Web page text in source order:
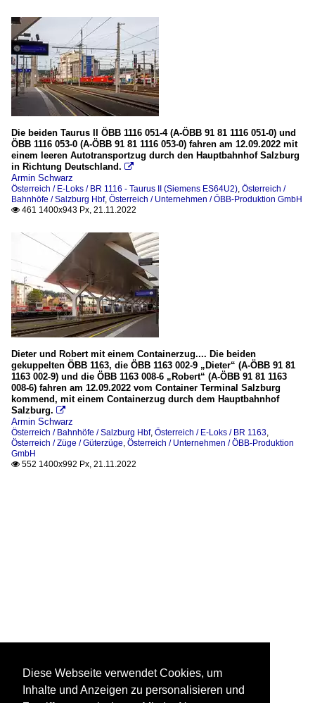
Die beiden Taurus II ÖBB 1116 051-4 (A-ÖBB 91 81 1116 051-0) und
ÖBB 1116 053-0 (A-ÖBB 91 81 1116 053-0) fahren am 12.09.2022 mit
einem leeren Autotransportzug durch den Hauptbahnhof Salzburg
in Richtung Deutschland. 
Armin Schwarz
Österreich / E-Loks / BR 1116 - Taurus II (Siemens ES64U2), Österreich /
Bahnhöfe / Salzburg Hbf, Österreich / Unternehmen / ÖBB-Produktion GmbH
 461 1400x943 Px, 21.11.2022
Dieter und Robert mit einem Containerzug.... Die beiden
gekuppelten ÖBB 1163, die ÖBB 1163 002-9 „Dieter“ (A-ÖBB 91 81
1163 002-9) und die ÖBB 1163 008-6 „Robert“ (A-ÖBB 91 81 1163
008-6) fahren am 12.09.2022 vom Container Terminal Salzburg
kommend, mit einem Containerzug durch dem Hauptbahnhof
Salzburg. 
Armin Schwarz
Österreich / Bahnhöfe / Salzburg Hbf, Österreich / E-Loks / BR 1163,
Österreich / Züge / Güterzüge, Österreich / Unternehmen / ÖBB-Produktion
GmbH
 552 1400x992 Px, 21.11.2022
Diese Webseite verwendet Cookies, um
Inhalte und Anzeigen zu personalisieren und